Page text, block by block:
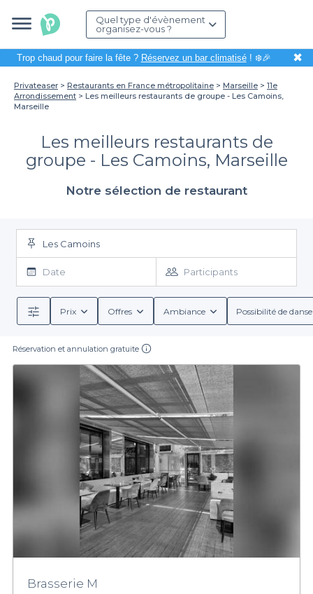
Quel type d'évènement
organisez-vous ?
Trop chaud pour faire la fête ? Réservez un bar climatisé! ❄️🎉 ✖
Privateaser Restaurants en France métropolitaine Marseille
11e
Arrondissement
Les meilleurs restaurants de groupe - Les Camoins,
Marseille
Les meilleurs restaurants de
groupe - Les Camoins, Marseille
Notre sélection de restaurant
Les Camoins
Date Participants
Prix Offres Ambiance Possibilité de
Réservation et annulation gratuite
Brasserie M